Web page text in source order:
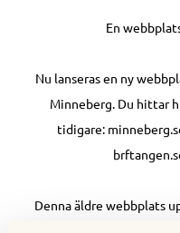
En
Nu lanseras en ny
Minneberg. Du hittar
tidigare:
Denna äldre webbplats